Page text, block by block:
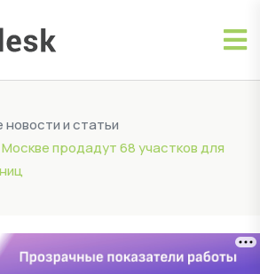
и статьи
продадут 68 участков для